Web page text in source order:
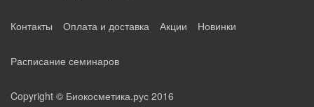
Контакты Оплата и доставка Акции Новинки
Расписание семинаров
Copyright © Биокосметика.рус 2016